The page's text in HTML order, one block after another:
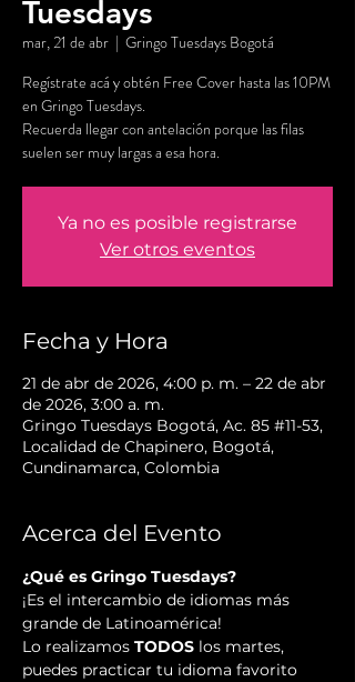
Tuesdays
mar, 21 de abr
  |
Gringo Tuesdays Bogotá
Regístrate acá y obtén Free Cover hasta las 10PM
en Gringo Tuesdays.
Recuerda llegar con antelación porque las filas
suelen ser muy largas a esa hora.
Ya no es posible registrarse
Ver otros eventos
Fecha y Hora
21 de abr de 2026, 4:00 p. m. – 22 de abr
de 2026, 3:00 a. m.
Gringo Tuesdays Bogotá, Ac. 85 #11-53,
Localidad de Chapinero, Bogotá,
Cundinamarca, Colombia
Acerca del Evento
¿Qué es Gringo Tuesdays?
¡Es el intercambio de idiomas más
grande de Latinoamérica!
Lo realizamos TODOS los martes,
puedes practicar tu idioma favorito